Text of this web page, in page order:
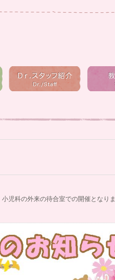
児科の外来の待合室での開催となりま